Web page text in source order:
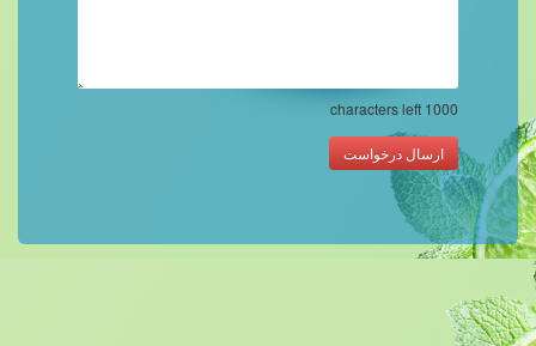
1000
ارسال درخواست